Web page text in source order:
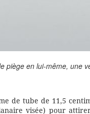
piège en lui-même, une
de tube de 11,5
visée) pour